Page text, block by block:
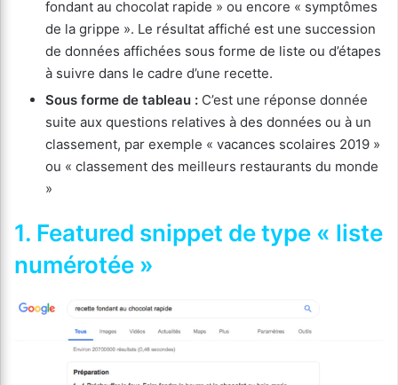
fondant au chocolat rapide » ou encore « symptômes
de la grippe ». Le résultat affiché est une succession
de données affichées sous forme de liste ou d’étapes
à suivre dans le cadre d’une recette.
Sous forme de tableau : C’est une réponse donnée
suite aux questions relatives à des données ou à un
classement, par exemple « vacances scolaires 2019 »
ou « classement des meilleurs restaurants du monde
»
1. Featured snippet de type « liste
numérotée »